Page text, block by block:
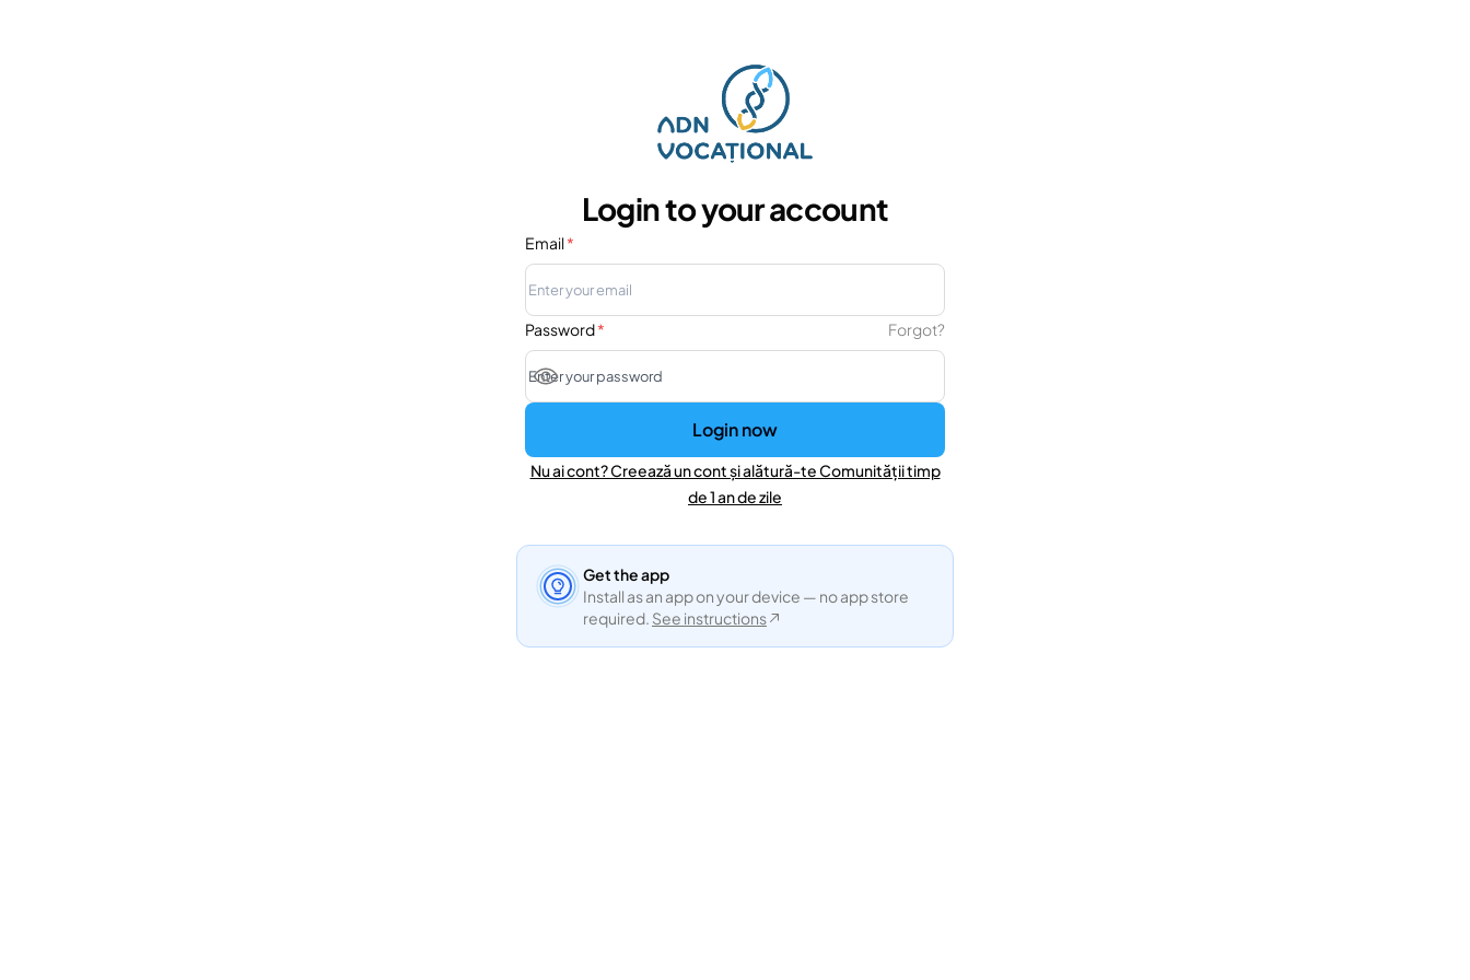
Login to your account
Email*
Forgot?
Password*
Login now
Nu ai cont? Creează un cont și alătură-te Comunității timp
de 1 an de zile
Get the app
Install as an app on your device — no app store
required. See instructions